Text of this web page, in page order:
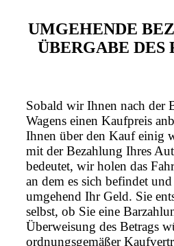
UMGEHENDE
ÜBERGABE DES
Sobald wir Ihnen nach der
Wagens einen Kaufpreis
Ihnen über den Kauf einig
mit der Bezahlung Ihres
bedeutet, wir holen das
an dem es sich befindet
umgehend Ihr Geld. Sie
selbst, ob Sie eine
Überweisung des Betrags
ordnungsgemäßer